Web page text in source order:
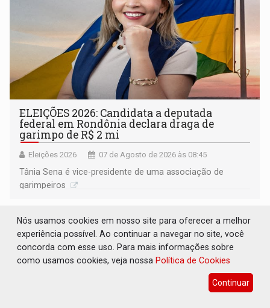
ELEIÇÕES 2026: Candidata a deputada
federal em Rondônia declara draga de
garimpo de R$ 2 mi
Eleições 2026 07 de Agosto de 2026 às 08:45
Tânia Sena é vice-presidente de uma associação de
garimpeiros
Nós usamos cookies em nosso site para oferecer a melhor
experiência possível. Ao continuar a navegar no site, você
concorda com esse uso. Para mais informações sobre
como usamos cookies, veja nossa Política de Cookies
Continuar